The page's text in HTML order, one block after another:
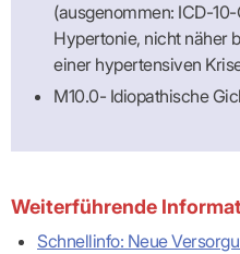
(ausgenommen: ICD-10-
Hypertonie, nicht näher
einer hypertensiven
M10.0- Idiopathische
Weiterführende
Schnellinfo: Neue